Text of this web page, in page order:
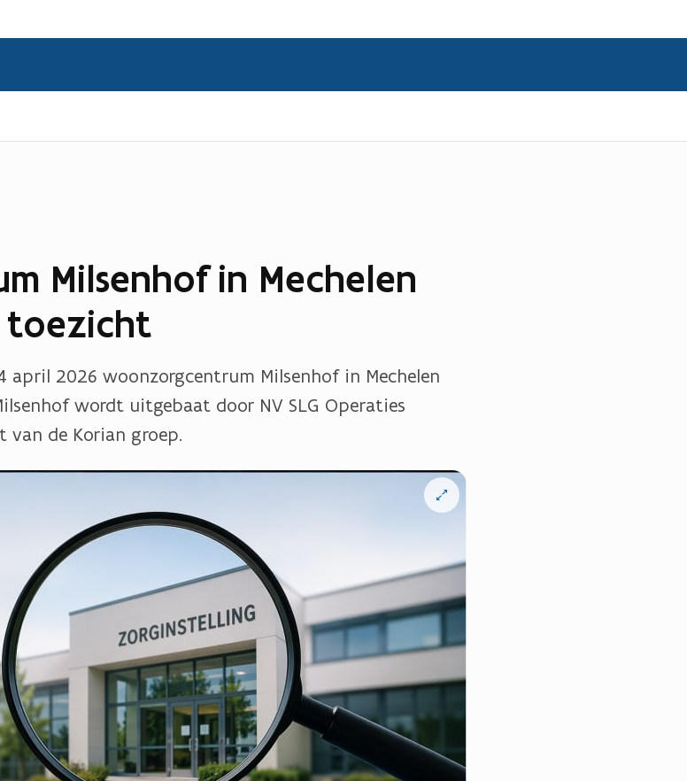
Milsenhof in Mechelen
toezicht
2026 woonzorgcentrum Milsenhof in Mechelen
wordt uitgebaat door NV SLG Operaties
van de Korian groep.
Open
vergrote
weergave